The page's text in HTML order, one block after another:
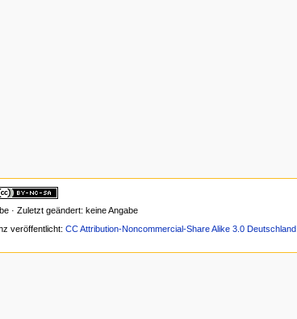
· Zuletzt geändert: keine Angabe
veröffentlicht: CC Attribution-Noncommercial-Share Alike 3.0 Deutschland